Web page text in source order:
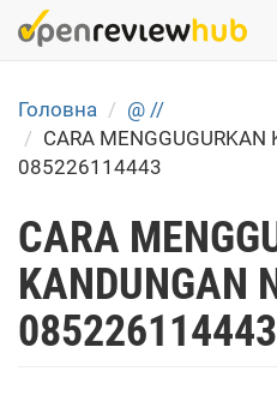
Skip
to
content
Головна
@ //
CARA
085226114443
CARA
KANDUNGAN
085226114443